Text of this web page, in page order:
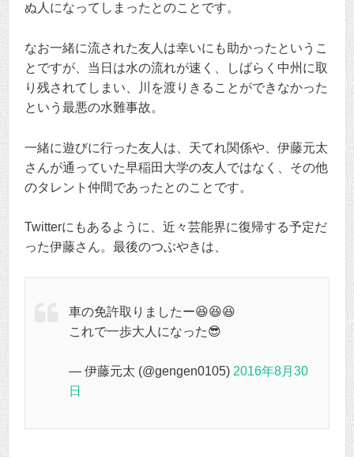
ぬ人になってしまったとのことです。
なお一緒に流された友人は幸いにも助かったというこ
とですが、当日は水の流れが速く、しばらく中州に取
り残されてしまい、川を渡りきることができなかった
という最悪の水難事故。
一緒に遊びに行った友人は、天てれ関係や、伊藤元太
さんが通っていた早稲田大学の友人ではなく、その他
のタレント仲間であったとのことです。
Twitterにもあるように、近々芸能界に復帰する予定だ
った伊藤さん。最後のつぶやきは、
車の免許取りましたー😆😆😆
これで一歩大人になった😎
— 伊藤元太 (@gengen0105) 2016年8月30
日